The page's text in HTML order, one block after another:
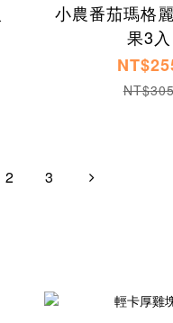
小農番茄瑪格
果3入
2 3